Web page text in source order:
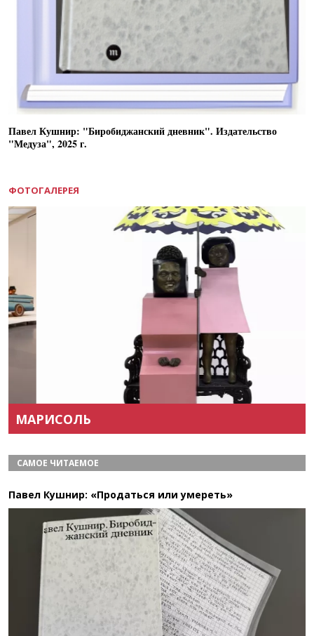
Павел Кушнир: "Биробиджанский дневник". Издательство
"Медуза", 2025 г.
ФОТОГАЛЕРЕЯ
МАРИСОЛЬ
САМОЕ ЧИТАЕМОЕ
Павел Кушнир: «Продаться или умереть»